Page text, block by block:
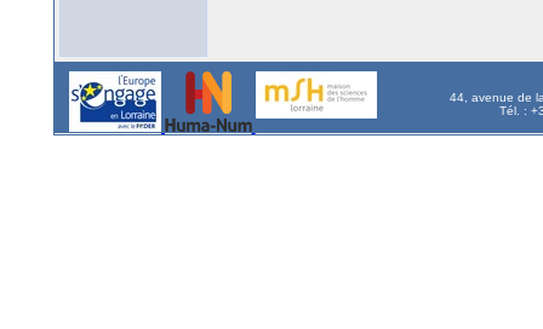
44, avenue de
Tél. :